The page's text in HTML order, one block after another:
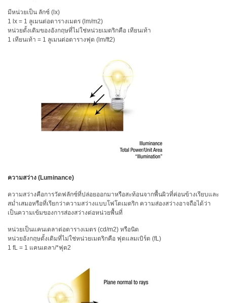
มีหน่วยเป็น ลักซ์ (lx)
1 lx = 1 ลูเมนต่อตารางเมตร (lm/m2)
หน่วยดั้งเดิมของอังกฤษที่ไม่ใช่หน่วยเมตริกคือ เทียนเท้า
1 เทียนเท้า = 1 ลูเมนต่อตารางฟุต (lm/ft2)
ความสว่าง (Luminance)
ความสว่างคือการวัดฟลักซ์ที่ปล่อยออกมาหรือสะท้อนจากพื้นผิวที่ค่อนข้างเรียบและ
สม่ำเสมอหรือที่เรียกว่าความสว่างแบบโฟโตเมตริก ความส่องสว่างอาจถือได้ว่า
เป็นความเข้มของการส่องสว่างต่อหน่วยพื้นที่
หน่วยเป็นแคนเดลาต่อตารางเมตร (cd/m2) หรือนิต
หน่วยอังกฤษดั้งเดิมที่ไม่ใช่หน่วยเมตริกคือ ฟุตแลมเบิร์ต (fL)
1 fL = 1 แคนเดลา/*ฟุต2